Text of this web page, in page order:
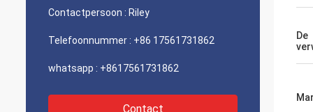
Contactpersoon : Riley
Telefoonnummer : +86 17561731862
whatsapp : +8617561731862
Contact
De